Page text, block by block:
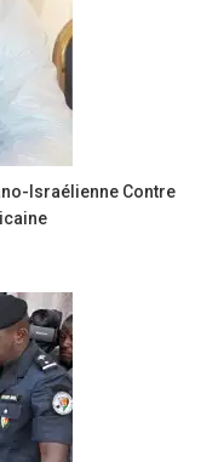
Israélienne Contre